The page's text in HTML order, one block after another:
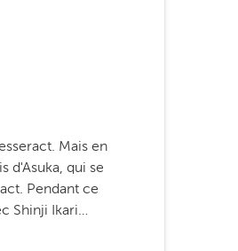
Mais en
d'Asuka, qui se
Pendant ce
Shinji Ikari…